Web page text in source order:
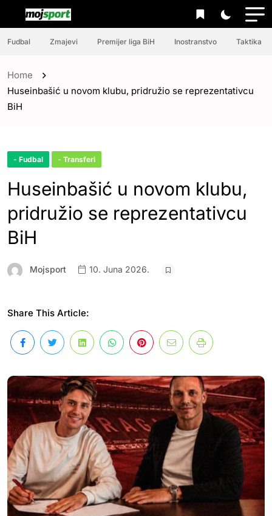
Fudbal Zmajevi Premijer liga BiH Inostranstvo Taktika
Home
Huseinbašić u novom klubu, pridružio se reprezentativcu
BiH
- Fudbal - Transferi
Huseinbašić u novom klubu,
pridružio se reprezentativcu
BiH
Mojsport 10. Juna 2026.
Share This Article: